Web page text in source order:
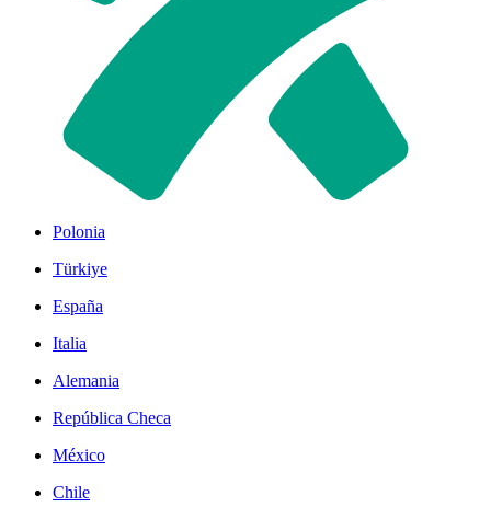
Polonia
Türkiye
España
Italia
Alemania
República Checa
México
Chile